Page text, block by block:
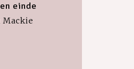
einde
Mackie